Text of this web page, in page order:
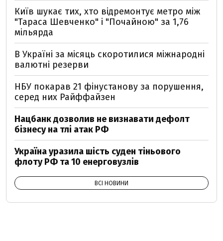
Київ шукає тих, хто відремонтує метро між
"Тараса Шевченко" і "Почайною" за 1,76
мільярда
В Україні за місяць скоротилися міжнародні
валютні резерви
НБУ покарав 21 фінустанову за порушення,
серед них Райффайзен
Нацбанк дозволив не визнавати дефолт
бізнесу на тлі атак РФ
Україна уразила шість суден тіньового
флоту РФ та 10 енерговузлів
ВСІ НОВИНИ